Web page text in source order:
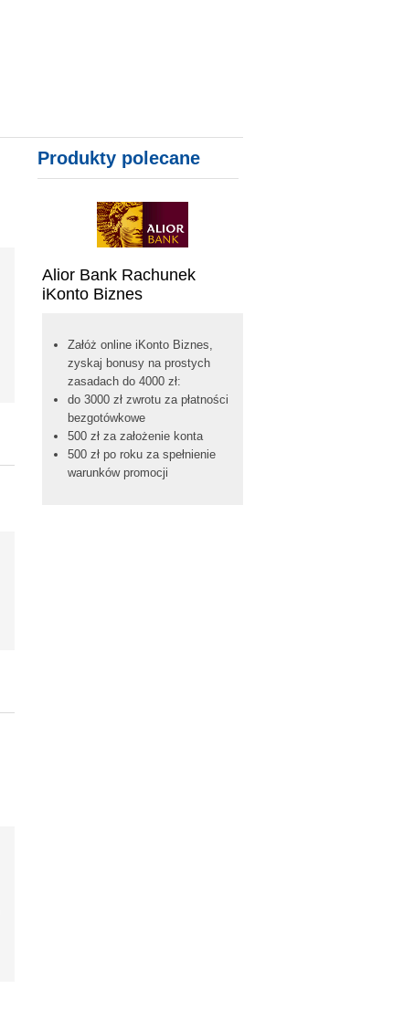
Produkty polecane
Alior Bank Rachunek
iKonto Biznes
Załóż online iKonto Biznes,
zyskaj bonusy na prostych
zasadach do 4000 zł:
do 3000 zł zwrotu za płatności
bezgotówkowe
500 zł za założenie konta
500 zł po roku za spełnienie
warunków promocji